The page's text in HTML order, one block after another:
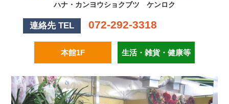
ハナ・カンヨウショクブツ ケンロク
連絡先 TEL 072-292-3318
本館1F 生活・雑貨・健康等